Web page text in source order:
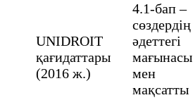
UNIDROIT
қағидаттары
(2016 ж.)
4.1-бап –
сөздердің
әдеттегі
мағынасы
мен
мақсатты